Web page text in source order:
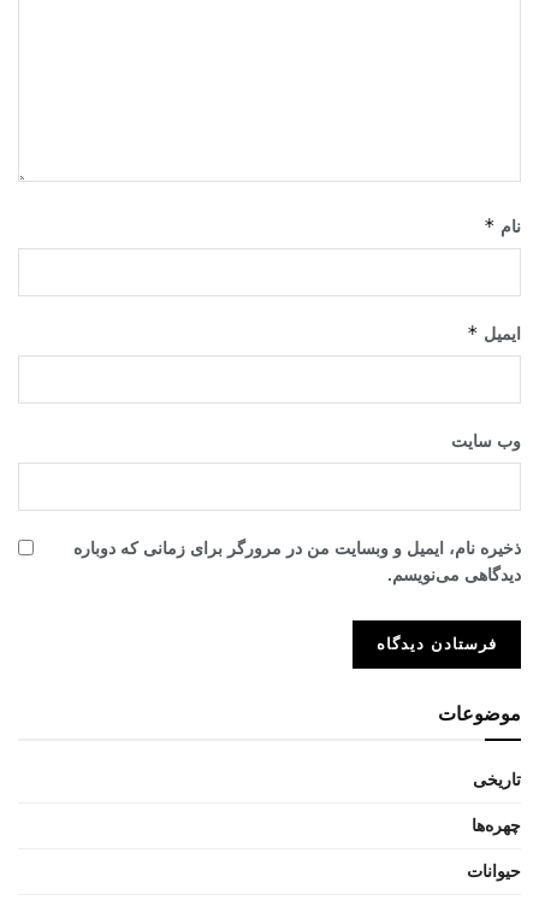
نام *
ایمیل *
وب‌ سایت
ذخیره نام، ایمیل و وبسایت من در مرورگر برای زمانی که دوباره
دیدگاهی می‌نویسم.
موضوعات
تاریخی
چهره‌ها
حیوانات